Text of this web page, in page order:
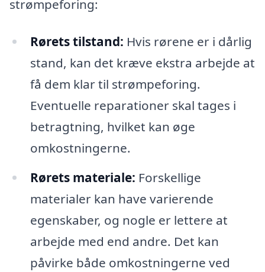
strømpeforing:
Rørets tilstand: Hvis rørene er i dårlig
stand, kan det kræve ekstra arbejde at
få dem klar til strømpeforing.
Eventuelle reparationer skal tages i
betragtning, hvilket kan øge
omkostningerne.
Rørets materiale: Forskellige
materialer kan have varierende
egenskaber, og nogle er lettere at
arbejde med end andre. Det kan
påvirke både omkostningerne ved